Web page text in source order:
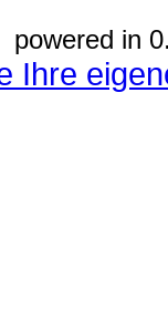
powered in
Ihre